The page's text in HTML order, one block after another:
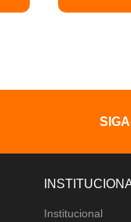
Institucional